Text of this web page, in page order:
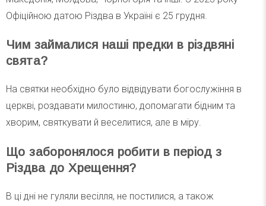
Офіційною датою Різдва в Україні є 25 грудня.
Чим займалися наші предки в різдвяні
свята?
На святки необхідно було відвідувати богослужіння в
церкві, роздавати милостиню, допомагати бідним та
хворим, святкувати й веселитися, але в міру.
Що заборонялося робити в період з
Різдва до Хрещення?
В ці дні не гуляли весілля, не постилися, а також